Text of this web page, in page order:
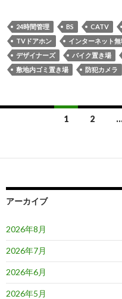
24時間管理 BS CATV
TVドアホン
インターネット無
デザイナーズ
バイク置き場
敷地内ゴミ置き場
防犯カメラ
ナ
ゲ
ー
シ
ョ
ン
1 2
アーカイブ
2026年8月
2026年7月
2026年6月
2026年5月